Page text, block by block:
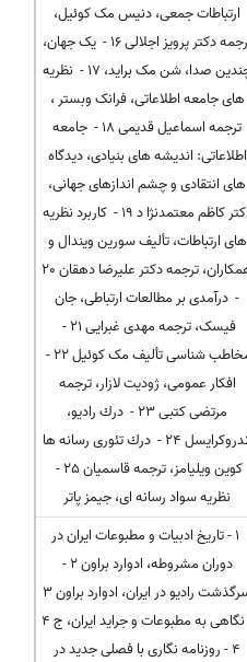
ارتباطات جمعی، دنیس مک کوئیل،
ترجمه دکتر پرویز اجلالی 16 - یک جهان،
چندین صدا، شن مک براید، 17 - نظریه
های جامعه اطلاعاتی، فرانک وبستر ،
ترجمه اسماعیل قدیمی 18 - جامعه
اطلاعاتی: اندیشه های بنیادی، دیدگاه
های انتقادی و چشم اندازهای جهانی،
دکتر کاظم معتمدنژا د 19 - کاربرد نظریه
های ارتباطات، تألیف سورین ویندال و
همکاران، ترجمه دکتر علیرضا دهقان 20
- درآمدی بر مطالعات ارتباطی، جان
فیسک، ترجمه مهدی غبرایی 21 -
مخاطب شناسی تألیف مک کوئیل 22 -
افکار عمومی، ژودیت لازار، ترجمه
مرتضی کتبی 23 - درك رادیو،
اندروکرایسل 24 - درك تئوری رسانه ها
کوین ویلیامز، ترجمه قاسمیان 25 -
نظریه سواد رسانه ای، جیمز پاتر
1 - تاریخ ادبیات و مطبوعات ایران در
دوران مشروطه، ادوارد براون 2 -
سرگذشت رادیو در ایران، ادوارد براون 3
- نگاهی به مطبوعات و جراید ایران، ج 4
4 - روزنامه نگاری با فصلی جدید در